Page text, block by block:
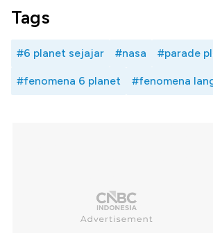
Tags
#6 planet sejajar #nasa #parade
#fenomena 6 planet #fenomena